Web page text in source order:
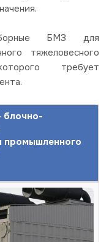
БМЗ для
тяжеловесного
требует
блочно-
промышленного